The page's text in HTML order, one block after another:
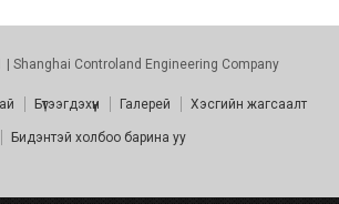
| Shanghai Controland Engineering Company
Бүтээгдэхүүн Галерей Хэсгийн жагсаалт
Бидэнтэй холбоо барина уу